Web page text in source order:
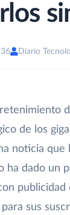
Diario
de los
noticia
ha dado un
publicidad
sus